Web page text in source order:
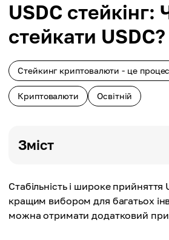
USDC
стейкати USDC?
Стейкинг криптовалюти - це
Криптовалюти Освітній
Зміст
Стабільність і широке
кращим вибором для багатьох
можна отримати додатковий